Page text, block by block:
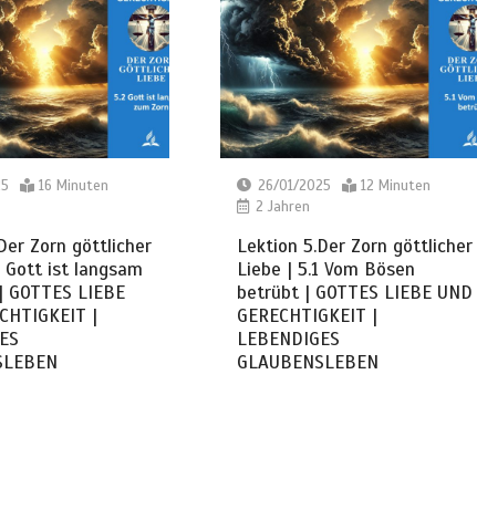
16 Minuten
Zorn göttlicher
Gott ist langsam
LIEBE
|
26/01/2025
12 Minuten
2 Jahren
Lektion 5.Der Zorn göttlicher
Liebe | 5.1 Vom Bösen
betrübt | GOTTES LIEBE UND
GERECHTIGKEIT |
LEBENDIGES
GLAUBENSLEBEN